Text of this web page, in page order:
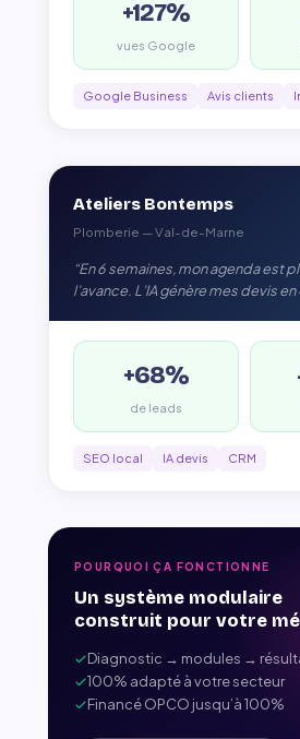
+127%
vues Google
Google Business Avis clients
Ateliers Bontemps
Plomberie — Val-de-Marne
“En 6 semaines, mon agenda est
l’avance. L’IA génère mes devis
+68%
de leads
SEO local IA devis CRM
POURQUOI ÇA FONCTIONNE
Un système modulaire
construit pour votre
Diagnostic → modules →
100% adapté à votre secteur
Financé OPCO jusqu’à 100%